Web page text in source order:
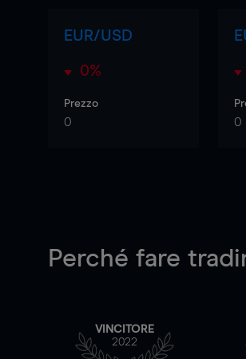
EUR/USD
0%
Prezzo
0 0
Perché fare
VINCITORE
2022